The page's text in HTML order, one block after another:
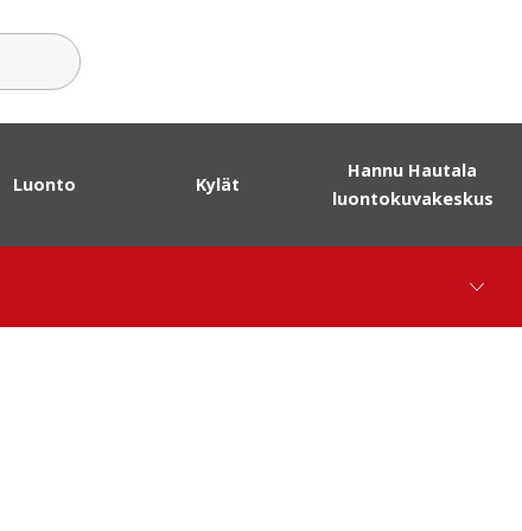
Luonto Kylät
Hannu Hautala
luontokuvakeskus